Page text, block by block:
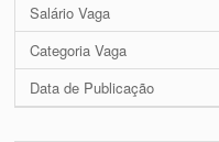
Salário Vaga
Categoria Vaga
Data de Publicação